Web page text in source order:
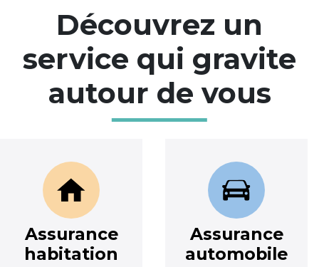
Découvrez un
service qui gravite
autour de vous
Assurance
habitation
Assurance
automobile